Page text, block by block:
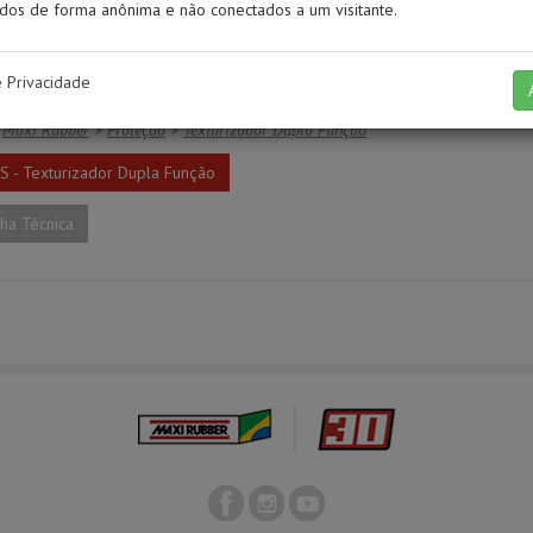
DUPLA FUNÇÃO
Maxi Rubber > Proteção > Texturizador Dupla Função
- Texturizador Dupla Função
Técnica
de forma anônima e não conectados a um visitante.
Privacidade